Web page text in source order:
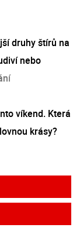
druhy štírů na
nebo
víkend. Která
krásy?